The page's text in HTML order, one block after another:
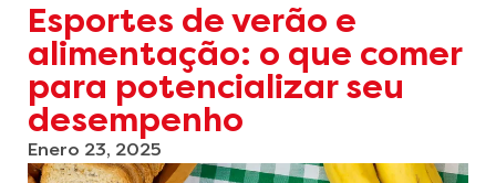
Esportes de verão e
alimentação: o que comer
para potencializar seu
desempenho
Enero 23, 2025